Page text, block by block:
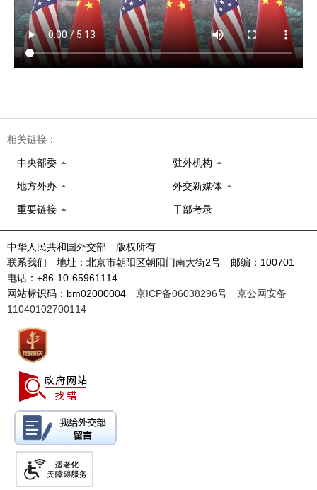
相关链接：
中央部委 驻外机构
地方外办 外交新媒体
重要链接 干部考录
中华人民共和国外交部 版权所有
联系我们 地址：北京市朝阳区朝阳门南大街2号 邮编：100701
电话：+86-10-65961114
网站标识码：bm02000004 京ICP备06038296号
京公网安备
11040102700114